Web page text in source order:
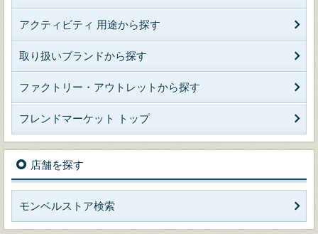
アクティビティ 用途から探す
取り扱いブランドから探す
ファクトリー・アウトレットから探す
フレンドマーケット トップ
店舗を探す
モンベルストア検索